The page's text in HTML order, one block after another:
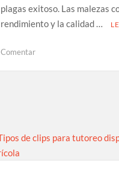
plagas exitoso. Las malezas
rendimiento y la calidad …
Comentaren
de